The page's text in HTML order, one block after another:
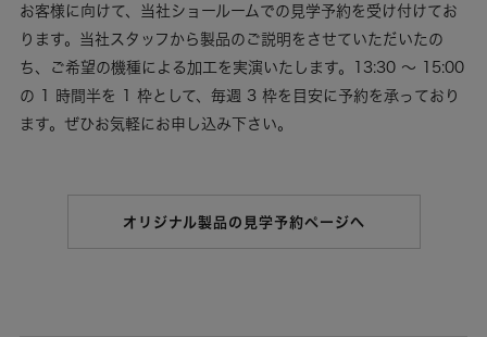
お客様に向けて、当社ショールームでの見学予約を受け付けてお
ります。当社スタッフから製品のご説明をさせていただいたの
ち、ご希望の機種による加工を実演いたします。13:30 ～ 15:00
の 1 時間半を 1 枠として、毎週 3 枠を目安に予約を承っており
ます。ぜひお気軽にお申し込み下さい。
オリジナル製品の見学予約ページへ